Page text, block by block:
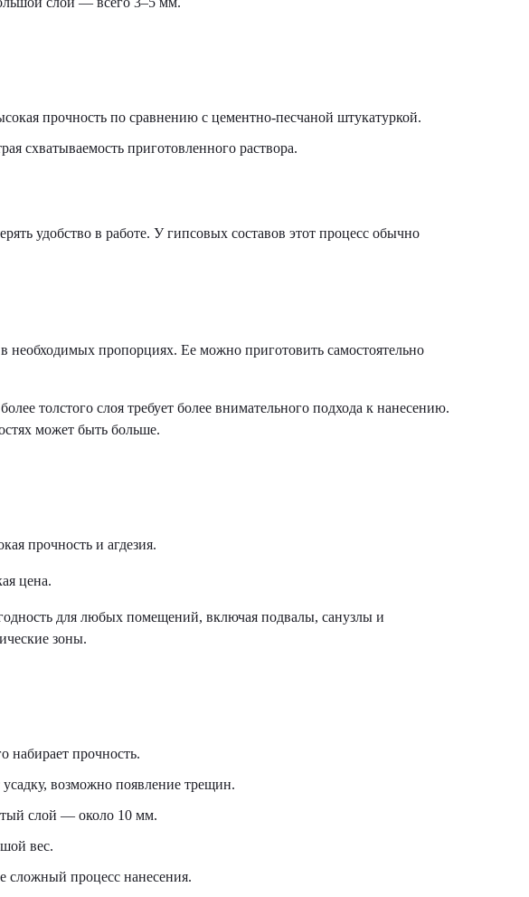
прочность по сравнению с цементно-песчаной штукатуркой.
схватываемость приготовленного раствора.
удобство в работе. У гипсовых составов этот процесс обычно
необходимых пропорциях. Ее можно приготовить самостоятельно
толстого слоя требует более внимательного подхода к нанесению.
может быть больше.
прочность и агдезия.
цена.
для любых помещений, включая подвалы, санузлы и
зоны.
набирает прочность.
усадку, возможно появление трещин.
слой — около 10 мм.
вес.
сложный процесс нанесения.